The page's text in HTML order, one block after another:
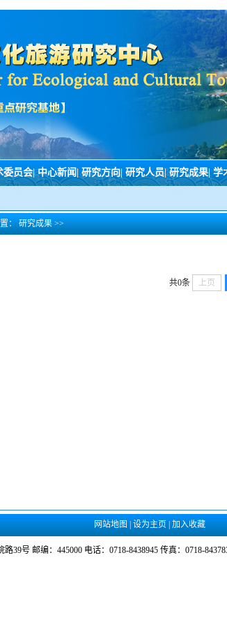
委员会| 中心新闻 研究方向| 研究人员| 研究成果| 学
：研究成果>>
共0条 上页
网站地图 | 设为主页 | 加入收藏
39号 邮编：445000 电话：0718-8438945 传真：0718-